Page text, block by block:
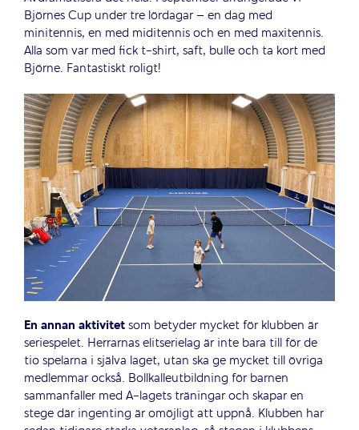
Björnes Cup under tre lördagar – en dag med
minitennis, en med miditennis och en med maxitennis.
Alla som var med fick t-shirt, saft, bulle och ta kort med
Björne. Fantastiskt roligt!
En annan aktivitetsom betyder mycket för klubben är
seriespelet. Herrarnas elitserielag är inte bara till för de
tio spelarna i själva laget, utan ska ge mycket till övriga
medlemmar också. Bollkalleutbildning för barnen
sammanfaller med A-lagets träningar och skapar en
stege där ingenting är omöjligt att uppnå. Klubben har